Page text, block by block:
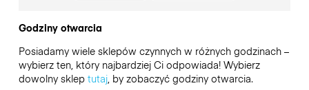
Godziny otwarcia
Posiadamy wiele sklepów czynnych w różnych godzinach –
wybierz ten, który najbardziej Ci odpowiada! Wybierz
dowolny sklep tutaj, by zobaczyć godziny otwarcia.